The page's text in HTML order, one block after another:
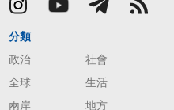
分類
政治
社會
全球
生活
兩岸
地方